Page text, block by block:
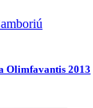
Olimfavantis 2013